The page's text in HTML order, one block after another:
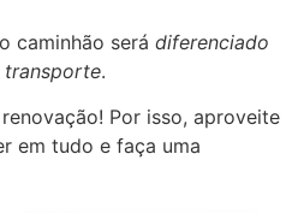
caminhão será diferenciado
transporte.
Por isso, aproveite
em tudo e faça uma